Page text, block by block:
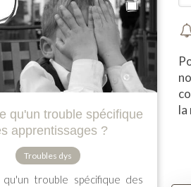
qu'un trouble spécifique
apprentissages ?
Troubles dys
qu'un trouble spécifique des
la